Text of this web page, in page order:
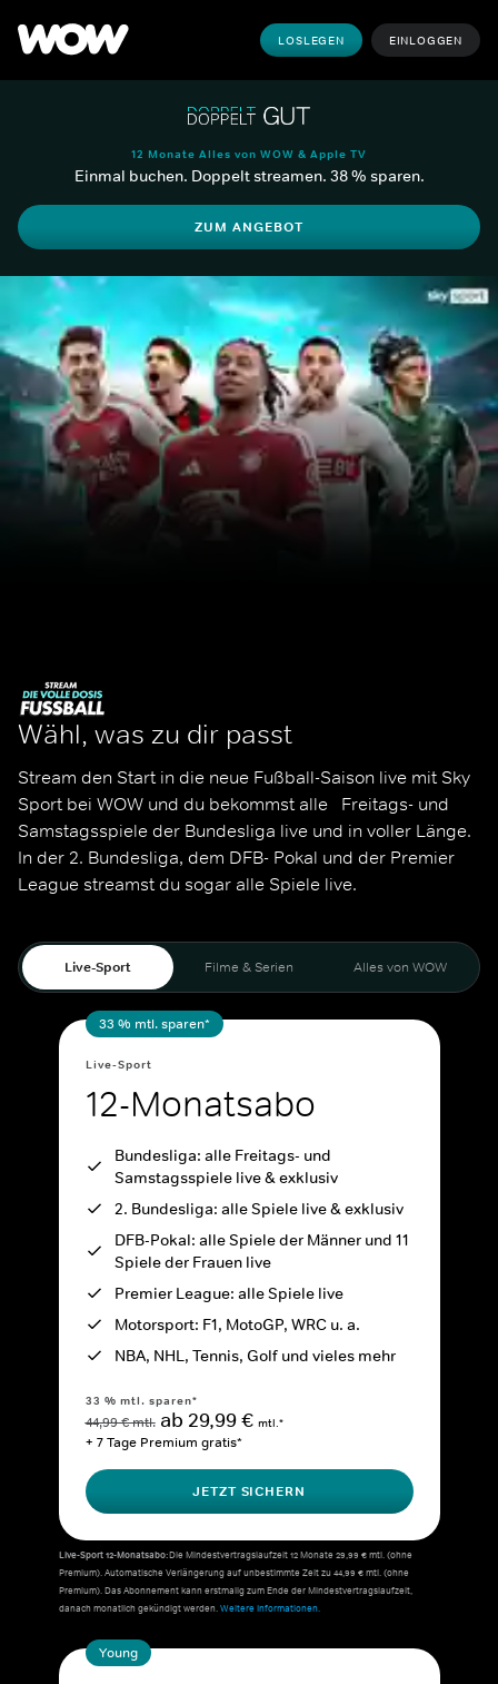
LOSLEGEN EINLOGGEN
12 Monate Alles von WOW & Apple TV
Einmal buchen. Doppelt streamen. 38 % sparen.
ZUM ANGEBOT
Wähl, was zu dir passt
Stream den Start in die neue Fußball-Saison live mit Sky
Sport bei WOW und du bekommst alle   Freitags- und
Samstagsspiele der Bundesliga live und in voller Länge.
In der 2. Bundesliga, dem DFB- Pokal und der Premier
League streamst du sogar alle Spiele live.
Live-Sport Filme & Serien Alles von WOW
33 % mtl. sparen*
Live-Sport
12-Monatsabo
Bundesliga: alle Freitags- und
Samstagsspiele live & exklusiv
2. Bundesliga: alle Spiele live & exklusiv
DFB-Pokal: alle Spiele der Männer und 11
Spiele der Frauen live
Premier League: alle Spiele live
Motorsport: F1, MotoGP, WRC u. a.
NBA, NHL, Tennis, Golf und vieles mehr
33 % mtl. sparen*
44,99 € mtl. ab 29,99 € mtl.*
+ 7 Tage Premium gratis*
JETZT SICHERN
Live-Sport 12-Monatsabo:Die Mindestvertragslaufzeit 12 Monate 29,99 € mtl. (ohne
Premium). Automatische Verlängerung auf unbestimmte Zeit zu 44,99 € mtl. (ohne
Premium). Das Abonnement kann erstmalig zum Ende der Mindestvertragslaufzeit,
danach monatlich gekündigt werden.Weitere Informationen.
Young